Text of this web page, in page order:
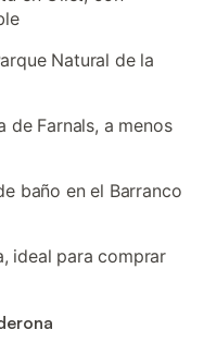
Natural de la
de Farnals, a menos
baño en el Barranco
ideal para comprar